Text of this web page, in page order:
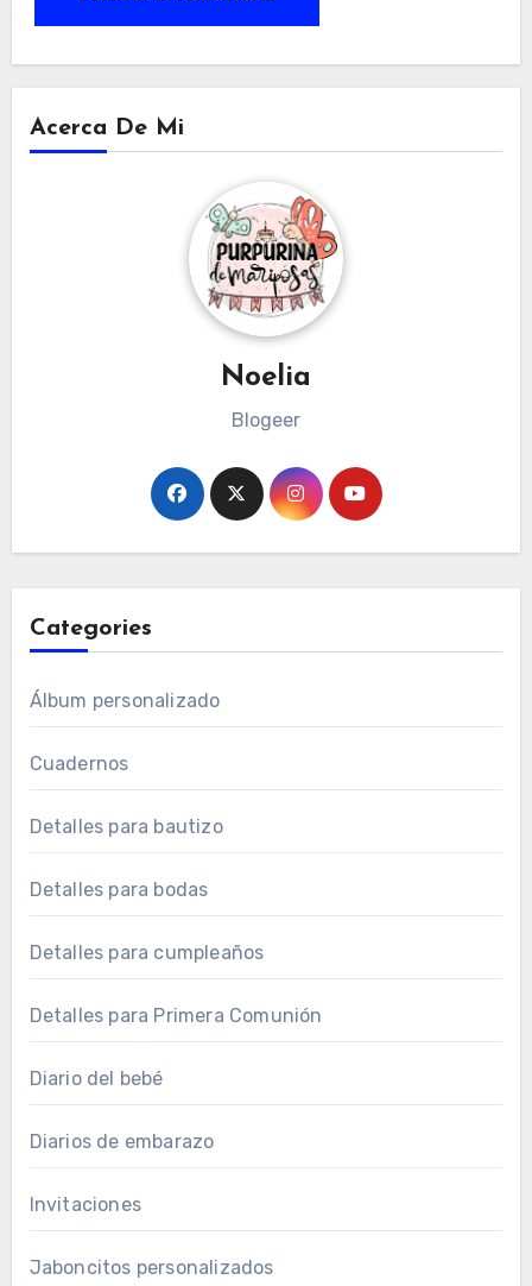
Acerca De Mi
Noelia
Blogeer
Categories
Álbum personalizado
Cuadernos
Detalles para bautizo
Detalles para bodas
Detalles para cumpleaños
Detalles para Primera Comunión
Diario del bebé
Diarios de embarazo
Invitaciones
Jaboncitos personalizados